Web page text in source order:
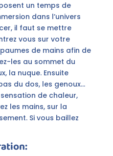
un temps de
dans l’univers
il faut se mettre
vous sur votre
de mains afin de
les au sommet du
la nuque. Ensuite
du dos, les genoux…
de chaleur,
les mains, sur la
Si vous baillez